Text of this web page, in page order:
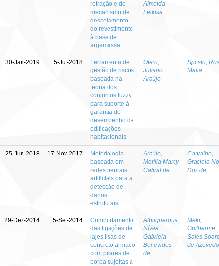
retração e do
mecanismo de
descolamento
do revestimento
à base de
argamassa
Almeida
Feitosa
30-Jan-2019 5-Jul-2018
Ferramenta de
gestão de riscos
baseada na
teoria dos
conjuntos fuzzy
para suporte à
garantia do
desempenho de
edificações
habitacionais
Otero,
Juliano
Araújo
Sposto,
Maria
25-Jun-2018 17-Nov-2017
Metodologia
baseada em
redes neurais
artificiais para a
detecção de
danos
estruturais
Araújo,
Marília Marcy
Cabral de
Carvalho,
Graciela
Doz de
29-Dez-2014 5-Set-2014
Comportamento
das ligações de
lajes lisas de
concreto armado
com pilares de
borba sujeitas a
Albuquerque,
Nívea
Gabriela
Benevides
de
Melo,
Guilherme
Sales
de Azevedo